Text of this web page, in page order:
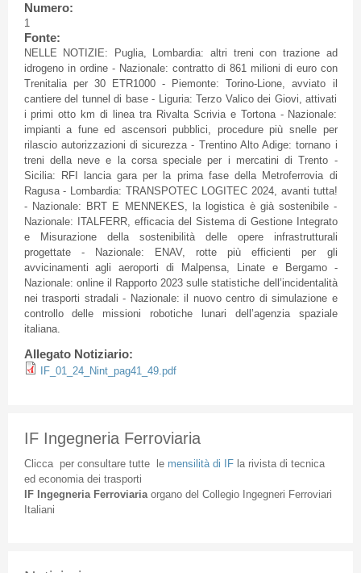
Numero:
1
Fonte:
NELLE NOTIZIE: Puglia, Lombardia: altri treni con trazione ad
idrogeno in ordine - Nazionale: contratto di 861 milioni di euro con
Trenitalia per 30 ETR1000 - Piemonte: Torino-Lione, avviato il
cantiere del tunnel di base - Liguria: Terzo Valico dei Giovi, attivati
i primi otto km di linea tra Rivalta Scrivia e Tortona - Nazionale:
impianti a fune ed ascensori pubblici, procedure più snelle per
rilascio autorizzazioni di sicurezza - Trentino Alto Adige: tornano i
treni della neve e la corsa speciale per i mercatini di Trento -
Sicilia: RFI lancia gara per la prima fase della Metroferrovia di
Ragusa - Lombardia: TRANSPOTEC LOGITEC 2024, avanti tutta!
- Nazionale: BRT E MENNEKES, la logistica è già sostenibile -
Nazionale: ITALFERR, efficacia del Sistema di Gestione Integrato
e Misurazione della sostenibilità delle opere infrastrutturali
progettate - Nazionale: ENAV, rotte più efficienti per gli
avvicinamenti agli aeroporti di Malpensa, Linate e Bergamo -
Nazionale: online il Rapporto 2023 sulle statistiche dell’incidentalità
nei trasporti stradali - Nazionale: il nuovo centro di simulazione e
controllo delle missioni robotiche lunari dell’agenzia spaziale
italiana.
Allegato Notiziario:
IF_01_24_Nint_pag41_49.pdf
IF Ingegneria Ferroviaria
Cliccaper consultare tuttele mensilità di IFla rivista di tecnica
ed economia dei trasporti
IF Ingegneria Ferroviaria organodel Collegio Ingegneri Ferroviari
Italiani